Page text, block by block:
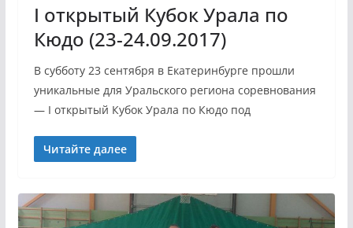
I открытый Кубок Урала по
Кюдо (23-24.09.2017)
В субботу 23 сентября в Екатеринбурге прошли
уникальные для Уральского региона соревнования
— I открытый Кубок Урала по Кюдо под
Читайте далее